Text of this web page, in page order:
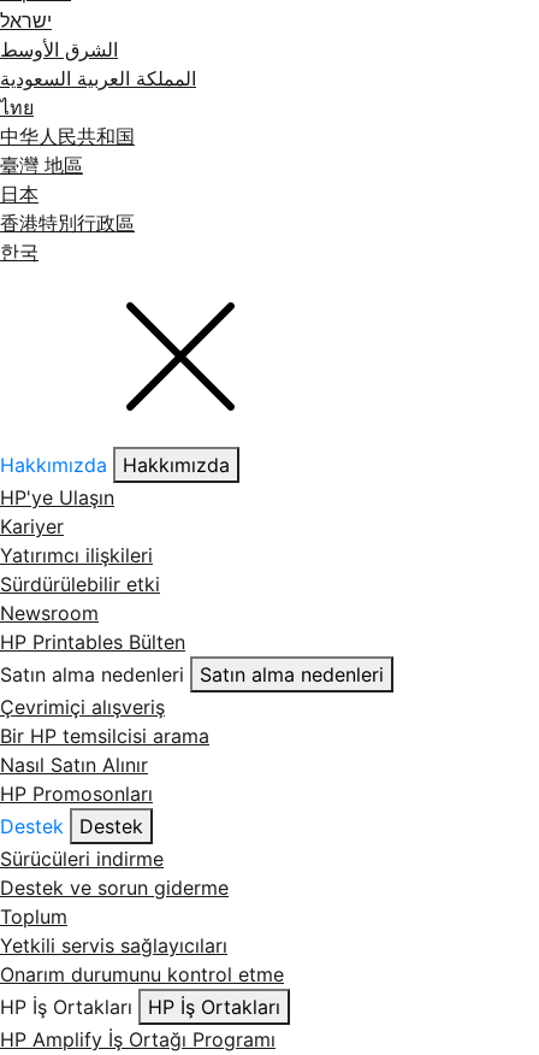
ישראל
الشرق الأوسط
المملكة العربية السعودية
ไทย
中华人民共和国
臺灣 地區
日本
香港特別行政區
한국
Hakkımızda
Hakkımızda
HP'ye Ulaşın
Kariyer
Yatırımcı ilişkileri
Sürdürülebilir etki
Newsroom
HP Printables Bülten
Satın alma nedenleri
Satın alma nedenleri
Çevrimiçi alışveriş
Bir HP temsilcisi arama
Nasıl Satın Alınır
HP Promosonları
Destek
Destek
Sürücüleri indirme
Destek ve sorun giderme
Toplum
Yetkili servis sağlayıcıları
Onarım durumunu kontrol etme
HP İş Ortakları
HP İş Ortakları
HP Amplify İş Ortağı Programı